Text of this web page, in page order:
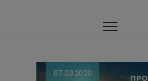
07.03.2020